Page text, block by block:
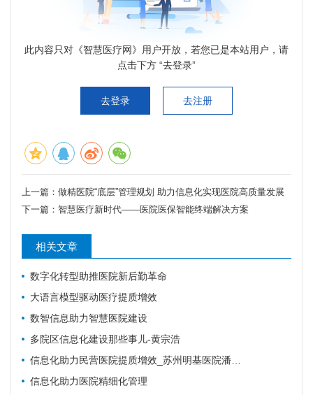
此内容只对《智慧医疗网》用户开放，若您已是本站用户，请
点击下方 “去登录”
去登录 去注册
上一篇： 做精医院“底层”管理规划 助力信息化实现医院高质量发展
下一篇： 智慧医疗新时代——医院医保智能终端解决方案
相关文章
数字化转型助推医院新后勤革命
大语言模型驱动医疗提质增效
数智信息助力智慧医院建设
多院区信息化建设那些事儿-黄宗浩
信息化助力民营医院提质增效_苏州明基医院潘爱女
信息化助力医院精细化管理